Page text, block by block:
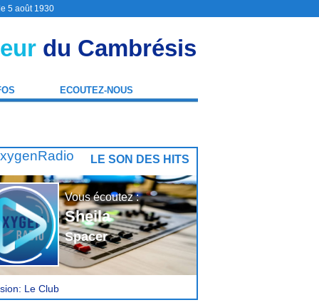
5 août 1930
du Cambrésis
ECOUTEZ-NOUS
LE SON DES HITS
Vous écoutez :
Sheila
Spacer
Le Club